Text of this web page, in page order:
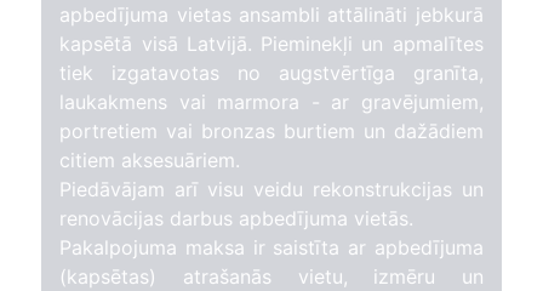
apbedījuma vietas ansambli attālināti jebkurā
kapsētā visā Latvijā. Pieminekļi un apmalītes
tiek izgatavotas no augstvērtīga granīta,
laukakmens vai marmora - ar gravējumiem,
portretiem vai bronzas burtiem un dažādiem
citiem aksesuāriem.
Piedāvājam arī visu veidu rekonstrukcijas un
renovācijas darbus apbedījuma vietās.
Pakalpojuma maksa ir saistīta ar apbedījuma
(kapsētas) atrašanās vietu, izmēru un